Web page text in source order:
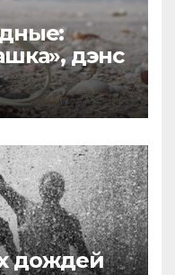
дэнс
дождей